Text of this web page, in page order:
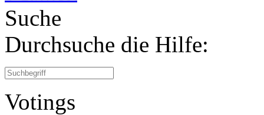
Suche
Durchsuche die Hilfe:
Votings